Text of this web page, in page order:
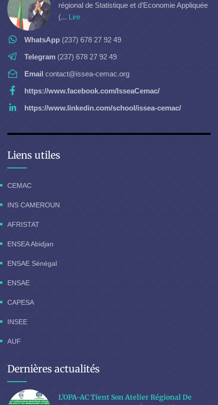
régional de Statistique et d’Economie Appliquée
(... Lire
WhatsApp (237) 678 27 92 49
Telegram (237) 678 27 92 49
Email contact@issea-cemac.org
https://www.facebook.com/IsseaCemac/
https://www.linkedin.com/school/issea-cemac/
Liens utiles
CEMAC
INS CAMEROUN
AFRISTAT
ENSEA Abidjan
ENSAE Sénégal
ENSAE
CAPESA
INSEE
AUF
Dernières actualités
L'OPA-AC Tient Son Atelier Régional De